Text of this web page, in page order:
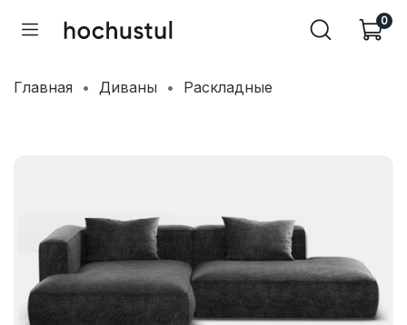
0
Главная Диваны Раскладные